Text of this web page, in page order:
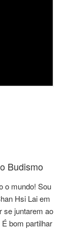
o mundo! Sou
Hsi Lai em
se juntarem ao
bom partilhar